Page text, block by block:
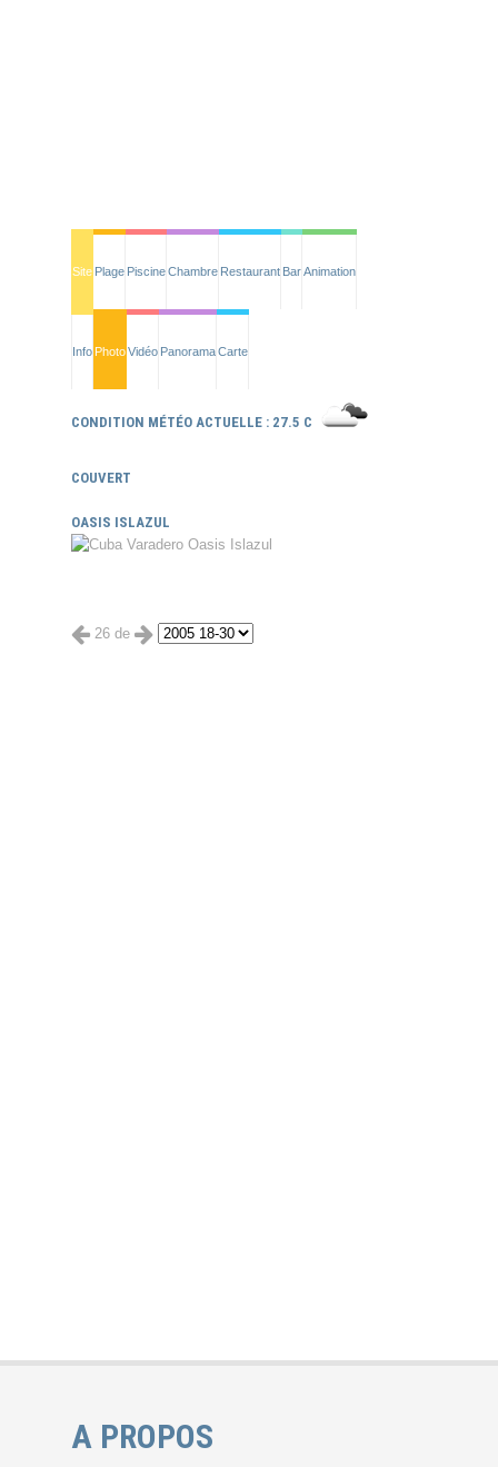
Site Plage PiscineChambre Restaurant BarAnimation
Info PhotoVidéo PanoramaCarte
CONDITION MÉTÉO ACTUELLE : 27.5 C
COUVERT
OASIS ISLAZUL
26 de
A PROPOS